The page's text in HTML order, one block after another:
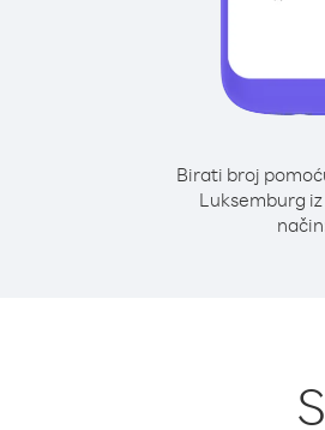
Birati broj
Luksemburg